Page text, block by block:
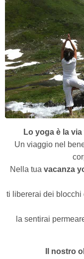
Lo yoga è la
Un viaggio nel
Nella tua vacanza
ti libererai dei blocchi
la sentirai
Il nostro